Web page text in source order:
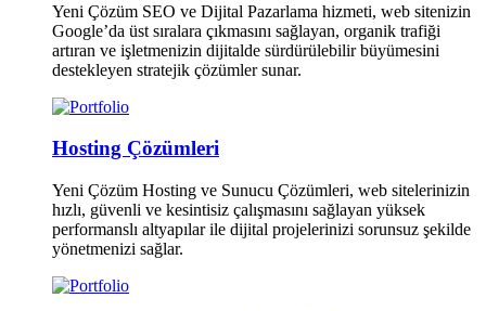
Yeni Çözüm SEO ve Dijital Pazarlama hizmeti, web sitenizin
Google’da üst sıralara çıkmasını sağlayan, organik trafiği
artıran ve işletmenizin dijitalde sürdürülebilir büyümesini
destekleyen stratejik çözümler sunar.
Hosting Çözümleri
Yeni Çözüm Hosting ve Sunucu Çözümleri, web sitelerinizin
hızlı, güvenli ve kesintisiz çalışmasını sağlayan yüksek
performanslı altyapılar ile dijital projelerinizi sorunsuz şekilde
yönetmenizi sağlar.